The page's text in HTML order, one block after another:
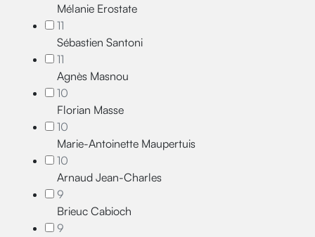
Mélanie Erostate
11
Sébastien Santoni
11
Agnès Masnou
10
Florian Masse
10
Marie-Antoinette Maupertuis
10
Arnaud Jean-Charles
9
Brieuc Cabioch
9